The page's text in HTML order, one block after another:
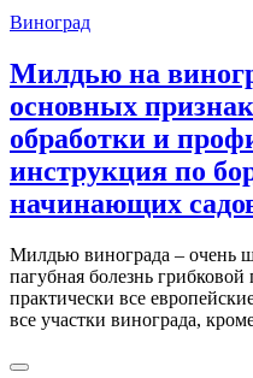
Виноград
Милдью на
основных
обработки и
инструкция по
начинающих
Милдью винограда – очень
пагубная болезнь
практически все
все участки винограда,